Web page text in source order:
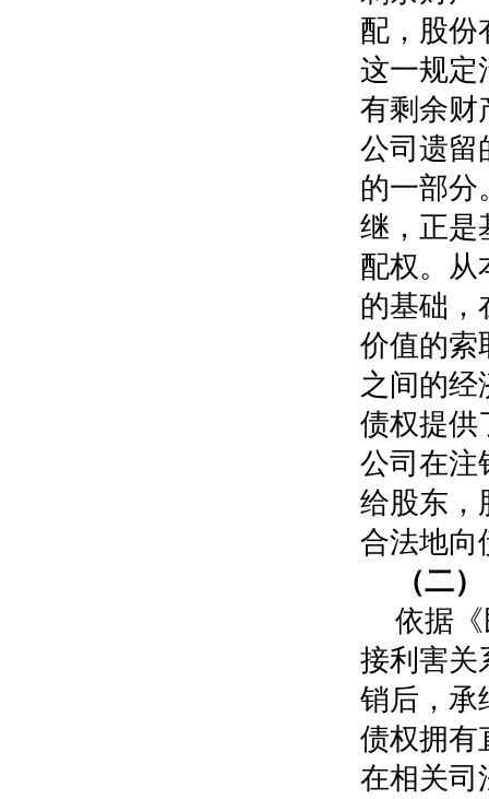
配，股份
这一规定
有剩余财
公司遗留
的一部分
继，正是
配权。从
的基础，
价值的索
之间的经
债权提供
公司在注
给股东，
合法地向
（二
依据
接利害关
销后，承
债权拥有
在相关司